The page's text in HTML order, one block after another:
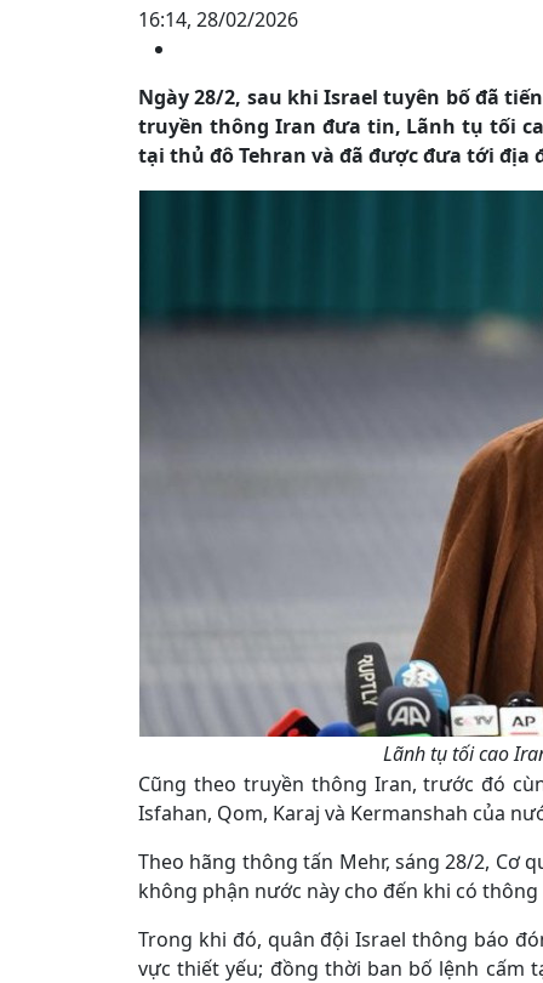
16:14, 28/02/2026
Ngày 28/2, sau khi Israel tuyên bố đã
truyền thông Iran đưa tin, Lãnh tụ tối
tại thủ đô Tehran và đã được đưa tới địa
Lãnh tụ tối cao
Cũng theo truyền thông Iran, trước đó
Isfahan, Qom, Karaj và Kermanshah của
Theo hãng thông tấn Mehr, sáng 28/2, Cơ
không phận nước này cho đến khi có
Trong khi đó, quân đội Israel thông báo
vực thiết yếu; đồng thời ban bố lệnh cấm